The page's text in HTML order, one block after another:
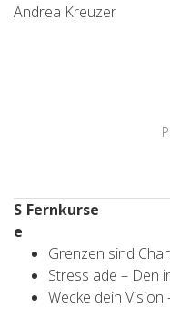
Andrea Kreuzer
Fernkurse
Grenzen sind
Stress ade – Den
Wecke dein
S
e